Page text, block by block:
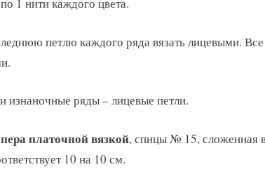
1 нити каждого цвета.
петлю каждого ряда вязать лицевыми. Все
изнаночные ряды – лицевые петли.
платочной вязкой, спицы № 15, сложенная
10 на 10 см.